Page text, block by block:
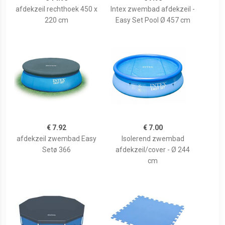
afdekzeil rechthoek 450 x
220 cm
Intex zwembad afdekzeil -
Easy Set Pool Ø 457 cm
€ 7.92
afdekzeil zwembad Easy
Setø 366
€ 7.00
Isolerend zwembad
afdekzeil/cover - Ø 244
cm